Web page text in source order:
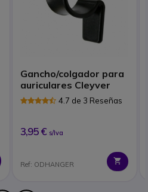
Gancho/colgador para
auriculares Cleyver
4.7 de 3 Reseñas
3,95 € s/Iva
Ref: ODHANGER